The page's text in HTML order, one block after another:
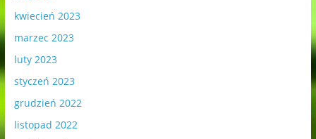
kwiecień 2023
marzec 2023
luty 2023
styczeń 2023
grudzień 2022
listopad 2022